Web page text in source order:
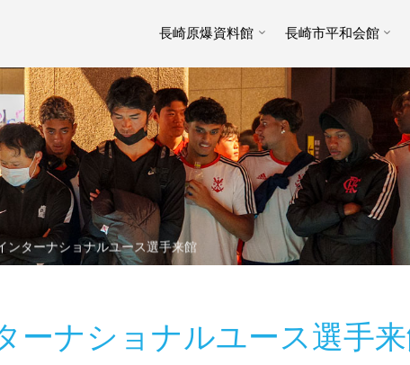
長崎原爆資料館 長崎市平和会館
ンターナショナルユース選手来館
ーナショナルユース選手